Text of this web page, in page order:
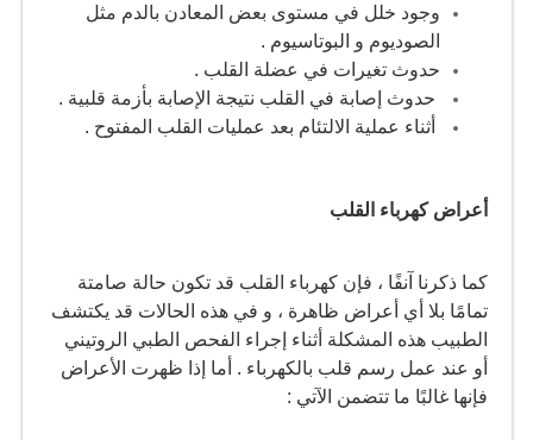
وجود خلل في مستوى بعض المعادن بالدم مثل
الصوديوم و البوتاسيوم .
حدوث تغيرات في عضلة القلب .
حدوث إصابة في القلب نتيجة الإصابة بأزمة قلبية .
أثناء عملية الالتئام بعد عمليات القلب المفتوح .
أعراض كهرباء القلب
كما ذكرنا آنفًا ، فإن كهرباء القلب قد تكون حالة صامتة
تمامًا بلا أي أعراض ظاهرة ، و في هذه الحالات قد يكتشف
الطبيب هذه المشكلة أثناء إجراء الفحص الطبي الروتيني
أو عند عمل رسم قلب بالكهرباء . أما إذا ظهرت الأعراض
فإنها غالبًا ما تتضمن الآتي :